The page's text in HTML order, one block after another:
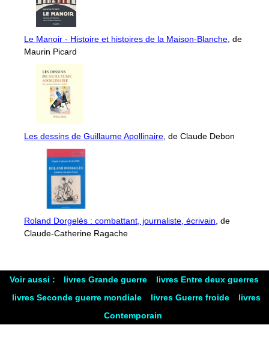
Le Manoir - Histoire et histoires de la Maison-Blanche , de
Maurin Picard
Les dessins de Guillaume Apollinaire , de Claude Debon
Roland Dorgelès : combattant, journaliste, écrivain , de
Claude-Catherine Ragache
Voir aussi : livres Grande guerre
livres Entre deux guerres
livres Seconde guerre mondiale
livres Guerre froide
livres
Contemporain